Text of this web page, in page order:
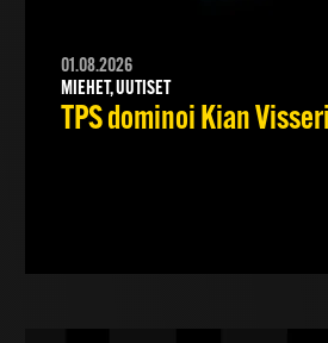
01.08.2026
MIEHET, UUTISET
TPS dominoi Kian